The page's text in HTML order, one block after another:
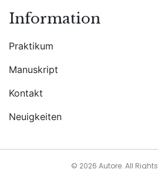
Information
Praktikum
Manuskript
Kontakt
Neuigkeiten
© 2026 Autore. All